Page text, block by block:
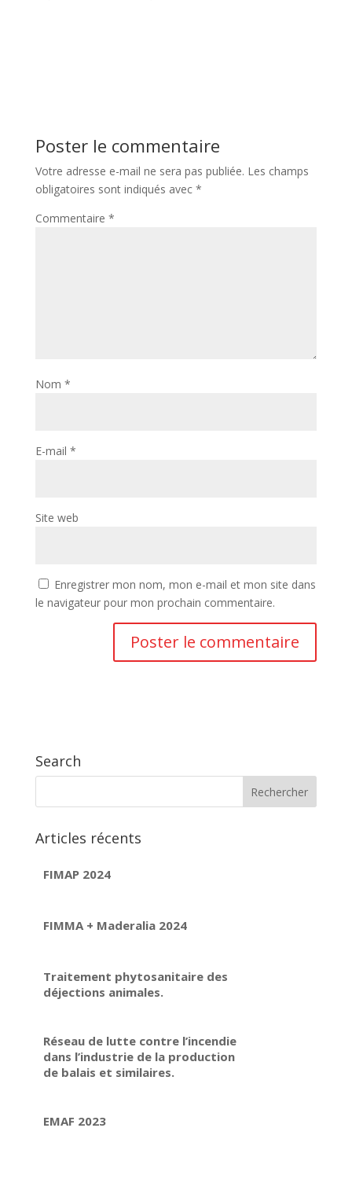
Poster le commentaire
Votre adresse e-mail ne sera pas publiée. Les champs
obligatoires sont indiqués avec *
Commentaire *
Nom *
E-mail *
Site web
Enregistrer mon nom, mon e-mail et mon site dans
le navigateur pour mon prochain commentaire.
Search
Articles récents
FIMAP 2024
FIMMA + Maderalia 2024
Traitement phytosanitaire des
déjections animales.
Réseau de lutte contre l’incendie
dans l’industrie de la production
de balais et similaires.
EMAF 2023